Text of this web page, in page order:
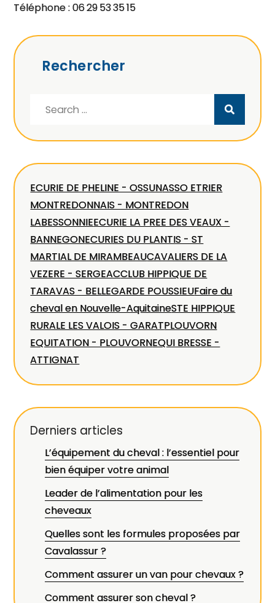
Téléphone : 06 29 53 35 15
Rechercher
ECURIE DE PHELINE - OSSUNASSO ETRIER
MONTREDONNAIS - MONTREDON
LABESSONNIEECURIE LA PREE DES VEAUX -
BANNEGONECURIES DU PLANTIS - ST
MARTIAL DE MIRAMBEAUCAVALIERS DE LA
VEZERE - SERGEACCLUB HIPPIQUE DE
TARAVAS - BELLEGARDE POUSSIEUFaire du
cheval en Nouvelle-AquitaineSTE HIPPIQUE
RURALE LES VALOIS - GARATPLOUVORN
EQUITATION - PLOUVORNEQUI BRESSE -
ATTIGNAT
Derniers articles
L’équipement du cheval : l’essentiel pour
bien équiper votre animal
Leader de l’alimentation pour les
cheveaux
Quelles sont les formules proposées par
Cavalassur ?
Comment assurer un van pour chevaux ?
Comment assurer son cheval ?